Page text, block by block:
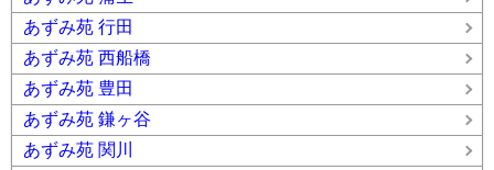
あずみ苑 行田
あずみ苑 西船橋
あずみ苑 豊田
あずみ苑 鎌ヶ谷
あずみ苑 関川